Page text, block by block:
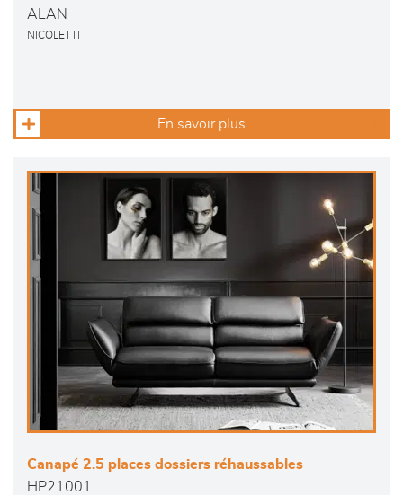
ALAN
NICOLETTI
En savoir plus
Canapé 2.5 places dossiers réhaussables
HP21001